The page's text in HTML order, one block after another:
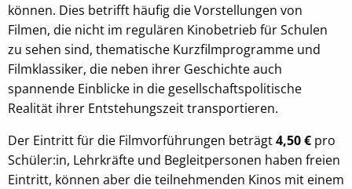
können. Dies betrifft häufig die Vorstellungen von
Filmen, die nicht im regulären Kinobetrieb für Schulen
zu sehen sind, thematische Kurzfilmprogramme und
Filmklassiker, die neben ihrer Geschichte auch
spannende Einblicke in die gesellschaftspolitische
Realität ihrer Entstehungszeit transportieren.
Der Eintritt für die Filmvorführungen beträgt4,50 € pro
Schüler:in, Lehrkräfte und Begleitpersonen haben freien
Eintritt, können aber die teilnehmenden Kinos mit einem